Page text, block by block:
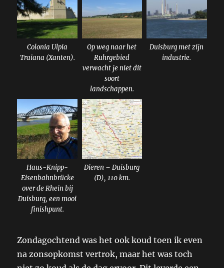
Colonia Ulpia
Traiana (Xanten).
Op weg naar het
Ruhrgebied
verwacht je niet dit
soort
landschappen.
Duisburg met zijn
industrie.
Haus-Knipp-
Eisenbahnbrücke
over de Rhein bij
Duisburg, een mooi
finishpunt.
Dieren – Duisburg
(D), 110 km.
Zondagochtend was het ook koud toen ik even
na zonsopkomst vertrok, maar het was toch